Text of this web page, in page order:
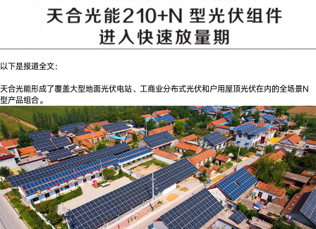
以下是报道全文：
天合光能形成了覆盖大型地面光伏电站、工商业分布式光伏和户用屋顶光伏在内的全场景N
型产品组合。